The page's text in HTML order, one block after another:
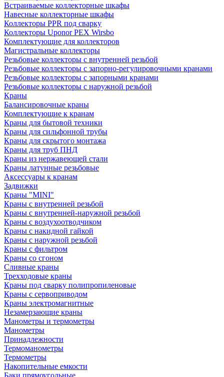
Встраиваемые коллекторные шкафы
Навесные коллекторные шкафы
Коллекторы PPR под сварку
Коллекторы Uponor PEX Wirsbo
Комплектующие для коллекторов
Магистральные коллекторы
Резьбовые коллекторы с внутренней резьбой
Резьбовые коллекторы с запорно-регулировочными кранами
Резьбовые коллекторы с запорными кранами
Резьбовые коллекторы с наружной резьбой
Краны
Балансировочные краны
Комплектующие к кранам
Краны для бытовой техники
Краны для сильфонной трубы
Краны для скрытого монтажа
Краны для труб ПНД
Краны из нержавеющей стали
Краны латунные резьбовые
Аксессуары к кранам
Задвижки
Краны "MINI"
Краны с внутренней резьбой
Краны с внутренней-наружной резьбой
Краны с воздухоотводчиком
Краны с накидной гайкой
Краны с наружной резьбой
Краны с фильтром
Краны со сгоном
Сливные краны
Трехходовые краны
Краны под сварку полипропиленовые
Краны с сервоприводом
Краны электромагнитные
Незамерзающие краны
Манометры и термометры
Манометры
Принадлежности
Термоманометры
Термометры
Накопительные емкости
Баки прямоугольные